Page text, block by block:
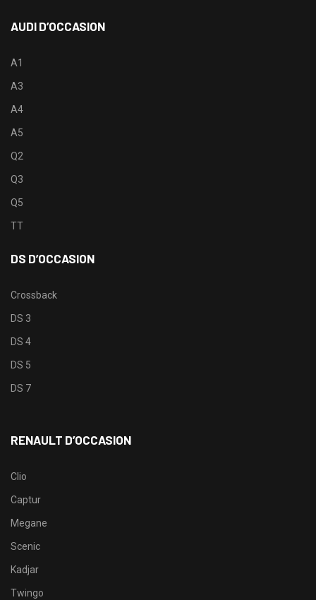
AUDI D’OCCASION
A1
A3
A4
A5
Q2
Q3
Q5
TT
DS D’OCCASION
Crossback
DS 3
DS 4
DS 5
DS 7
RENAULT D’OCCASION
Clio
Captur
Megane
Scenic
Kadjar
Twingo